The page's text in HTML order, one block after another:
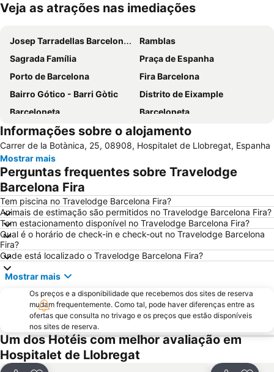
Ampliar mapa
Veja as atrações nas imediações
Josep Tarradellas Barcelona–El Prat Airport
Ramblas
Sagrada Família
Praça de Espanha
Porto de Barcelona
Fira Barcelona
Bairro Gótico - Barri Gòtic
Distrito de Eixample
Barceloneta
Barceloneta
Estádio Olímpico de Montjuïc
Camp Nou
Estació de Sants
Palácio Sant Jordi
Praça Catalunha
Sagrada Família Metro Station
La Dreta de l'Eixample
Metrô de Barcelona
Plaza Catalunya
Aeroport T1 Metro Station
Ciutat Vella
Catedral Basílica de Barcelona
Estació de Plaça Catalunya
Gràcia
Passeio de Gràcia
Circuit de Catalunya
El Born
El Poblenou
La Salut
Sants
Parque do Forum
Parque da Ciutadella
Mar Bella
Montjuïc
Informações sobre o alojamento
Carrer de la Botànica, 25, 08908, Hospitalet de Llobregat, Espanha
Mostrar mais
Perguntas frequentes sobre Travelodge
Barcelona Fira
Tem piscina no Travelodge Barcelona Fira?
Animais de estimação são permitidos no Travelodge Barcelona Fira?
Tem estacionamento disponível no Travelodge Barcelona Fira?
Qual é o horário de check-in e check-out no Travelodge Barcelona
Fira?
Onde está localizado o Travelodge Barcelona Fira?
Mostrar mais
Os preços e a disponibilidade que recebemos dos sites de reserva
mudam frequentemente. Como tal, pode haver diferenças entre as
ofertas que consulta no trivago e os preços que estão disponíveis
nos sites de reserva.
Um dos Hotéis com melhor avaliação em
Hospitalet de Llobregat